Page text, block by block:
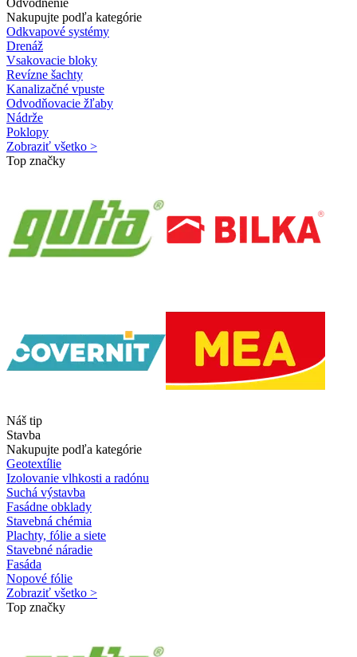
Odvodnenie
Nakupujte podľa kategórie
Odkvapové systémy
Drenáž
Vsakovacie bloky
Revízne šachty
Kanalizačné vpuste
Odvodňovacie žľaby
Nádrže
Poklopy
Zobraziť všetko >
Top značky
Náš tip
Stavba
Nakupujte podľa kategórie
Geotextílie
Izolovanie vlhkosti a radónu
Suchá výstavba
Fasádne obklady
Stavebná chémia
Plachty, fólie a siete
Stavebné náradie
Fasáda
Nopové fólie
Zobraziť všetko >
Top značky